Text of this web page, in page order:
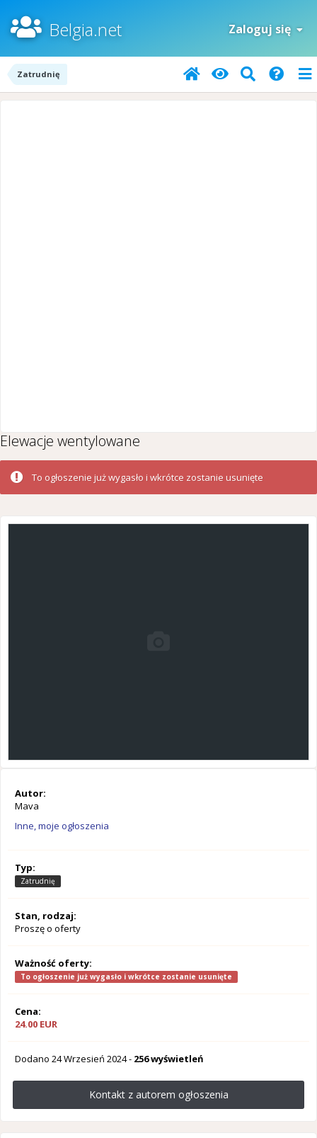
Belgia.net Zaloguj się
Zatrudnię
Elewacje wentylowane
To ogłoszenie już wygasło i wkrótce zostanie usunięte
Autor:
Mava
Inne, moje ogłoszenia
Typ:
Zatrudnię
Stan, rodzaj:
Proszę o oferty
Ważność oferty:
To ogłoszenie już wygasło i wkrótce zostanie usunięte
Cena:
24.00 EUR
Dodano 24 Wrzesień 2024- 256 wyświetleń
Kontakt z autorem ogłoszenia